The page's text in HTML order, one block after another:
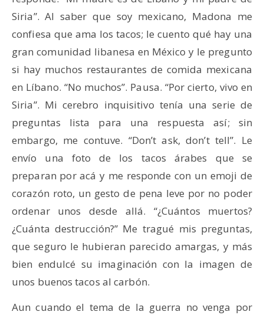
Siria”. Al saber que soy mexicano, Madona me
confiesa que ama los tacos; le cuento qué hay una
gran comunidad libanesa en México y le pregunto
si hay muchos restaurantes de comida mexicana
en Líbano. “No muchos”. Pausa. “Por cierto, vivo en
Siria”. Mi cerebro inquisitivo tenía una serie de
preguntas lista para una respuesta así; sin
embargo, me contuve. “Don’t ask, don’t tell”. Le
envío una foto de los tacos árabes que se
preparan por acá y me responde con un emoji de
corazón roto, un gesto de pena leve por no poder
ordenar unos desde allá. “¿Cuántos muertos?
¿Cuánta destrucción?” Me tragué mis preguntas,
que seguro le hubieran parecido amargas, y más
bien endulcé su imaginación con la imagen de
unos buenos tacos al carbón.
Aun cuando el tema de la guerra no venga por